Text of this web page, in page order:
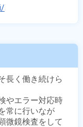
長く働き続けら
やエラー対応時
常に行いなが
微鏡検査をして